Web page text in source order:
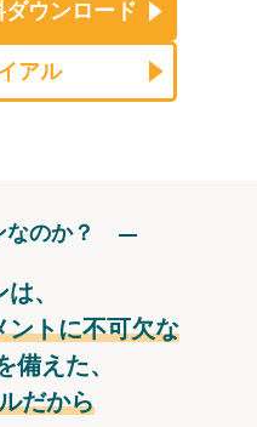
ダウンロード
アル
のか？
、
ントに不可欠な
備えた、
だから